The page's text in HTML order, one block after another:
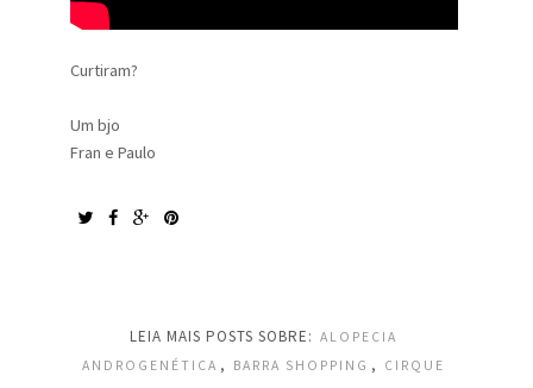
Curtiram?
Um bjo
Fran e Paulo
LEIA MAIS POSTS SOBRE:
ALOPECIA
ANDROGENÉTICA , BARRA SHOPPING ,
CIRQUE